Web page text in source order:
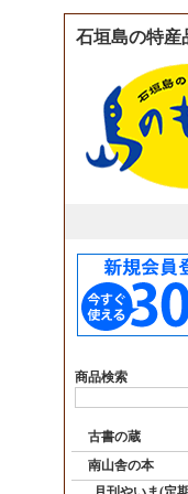
石垣島の特産
商品検索
古書の蔵
南山舎の本